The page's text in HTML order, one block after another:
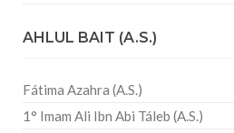
AHLUL BAIT (A.S.)
Fátima Azahra (A.S.)
1° Imam Ali Ibn Abi Táleb (A.S.)